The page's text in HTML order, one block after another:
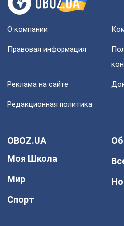
О компании
Правовая информация
Реклама на сайте
Редакционная политика
OBOZ.UA
Моя Школа
Мир
Спорт